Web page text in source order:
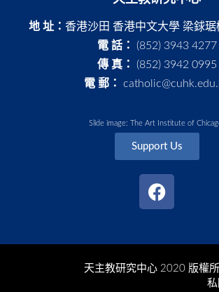
地 址： 香港沙田 香港中文大學 梁銶琚
電 話：
(852) 3943 4277
傳 真：
(852) 3942 0995
電 郵：
Slide image: The Art Institute of
Support Us
天主教研究中心 2020 版權